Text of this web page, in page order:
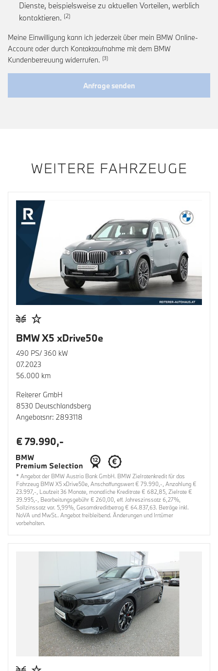
Dienste, beispielsweise zu aktuellen Vorteilen, werblich
kontaktieren. Link zur Fußnote: Einwilligung zur
Meine Einwilligung kann ich jederzeit über mein BMW Online-
Account oder durch Kontaktaufnahme mit dem BMW
Kundenbetreuung widerrufen. Link zur Fußnote: Widerruf der
Anfrage senden
WEITERE FAHRZEUGE
BMW X5 xDrive50e
490 PS/ 360 kW
07.2023
56.000 km
Reiterer GmbH
8530 Deutschlandsberg
Angebotsnr: 2893118
€ 79.990,-
* Angebot der BMW Austria Bank GmbH. BMW Zielratenkredit für das
Fahrzeug BMW X5 xDrive50e, Anschaffungswert € 79.990,-, Anzahlung €
23.997,-, Laufzeit 36 Monate, monatliche Kreditrate € 682,85, Zielrate €
39.995,-, Bearbeitungsgebühr € 260,00, eff. Jahreszinssatz 6,27%,
Sollzinssatz var. 5,99%, Gesamtkreditbetrag € 64.837,63. Beträge inkl.
NoVA und MwSt.. Angebot freibleibend. Änderungen und Irrtümer
vorbehalten.